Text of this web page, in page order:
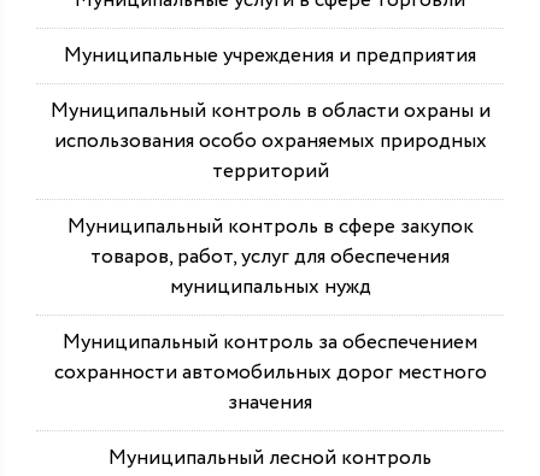
Муниципальные учреждения и предприятия
Муниципальный контроль в области охраны и
использования особо охраняемых природных
территорий
Муниципальный контроль в сфере закупок
товаров, работ, услуг для обеспечения
муниципальных нужд
Муниципальный контроль за обеспечением
сохранности автомобильных дорог местного
значения
Муниципальный лесной контроль